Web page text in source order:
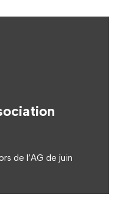
de l’AG de juin